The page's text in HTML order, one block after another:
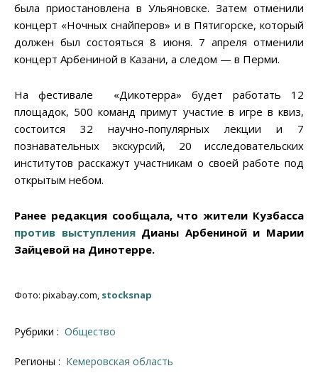
была приостановлена в Ульяновске. Затем отменили
концерт «Ночных снайперов» и в Пятигорске, который
должен был состояться 8 июня. 7 апреля отменили
концерт Арбениной в Казани, а следом — в Перми.
На фестивале «Дикотерра» будет работать 12
площадок, 500 команд примут участие в игре в квиз,
состоится 32 научно-популярных лекции и 7
познавательных экскурсий, 20 исследовательских
институтов расскажут участникам о своей работе под
открытым небом.
Ранее редакция сообщала, что жители Кузбасса
против выступленияДианы Арбениной и Марии
Зайцевой на Динотерре.
Фото: pixabay.com, stocksnap
Рубрики : Общество
Регионы : Кемеровская область